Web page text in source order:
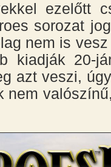
ezelőtt
sorozat
nem is
kiadják 20-
azt veszi,
nem